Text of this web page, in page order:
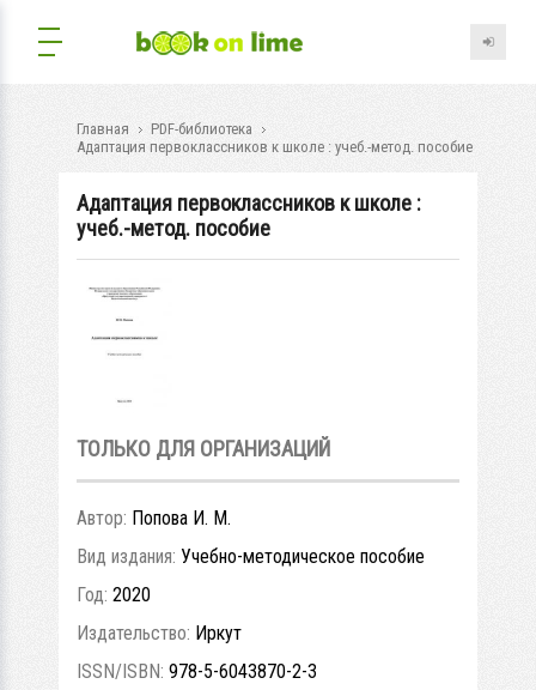
Главная
PDF-библиотека
Адаптация первоклассников к школе : учеб.-метод. пособие
Адаптация первоклассников к школе :
учеб.-метод. пособие
ТОЛЬКО ДЛЯ ОРГАНИЗАЦИЙ
Автор: Попова И. М.
Вид издания: Учебно-методическое пособие
Год: 2020
Издательство: Иркут
ISSN/ISBN: 978-5-6043870-2-3